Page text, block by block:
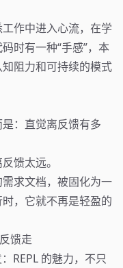
作中进入心流，在学
时有一种“手感”，本
阻力和可持续的模式
：直觉离反馈有多
馈太远。
求文档，被固化为一
，它就不再是轻盈的
馈走
REPL 的魅力，不只